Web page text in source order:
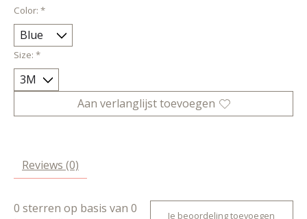
Color: *
Size: *
Aan verlanglijst toevoegen
Reviews (0)
0 sterren op basis van 0
Je beoordeling toevoegen